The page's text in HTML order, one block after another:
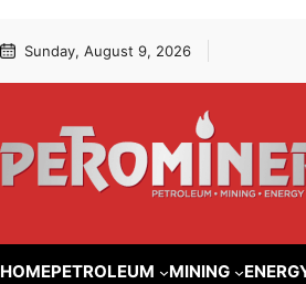
ke
to Sunday, August 9, 2026
HOMEPETROLEUM MINING